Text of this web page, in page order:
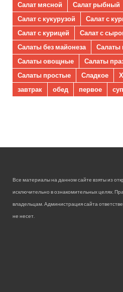
Салат мясной
Салат рыбный
Салат с кукурузой
Салат с
Салат с курицей
Салат с
Салаты без майонеза
Салаты
Салаты овощные
Салаты
Салаты простые
Сладкое
завтрак
обед первое суп
Все материалы на данном сайте взяты из
исключительно в ознакомительных целях.
владельцам. Администрация сайта
не несет.